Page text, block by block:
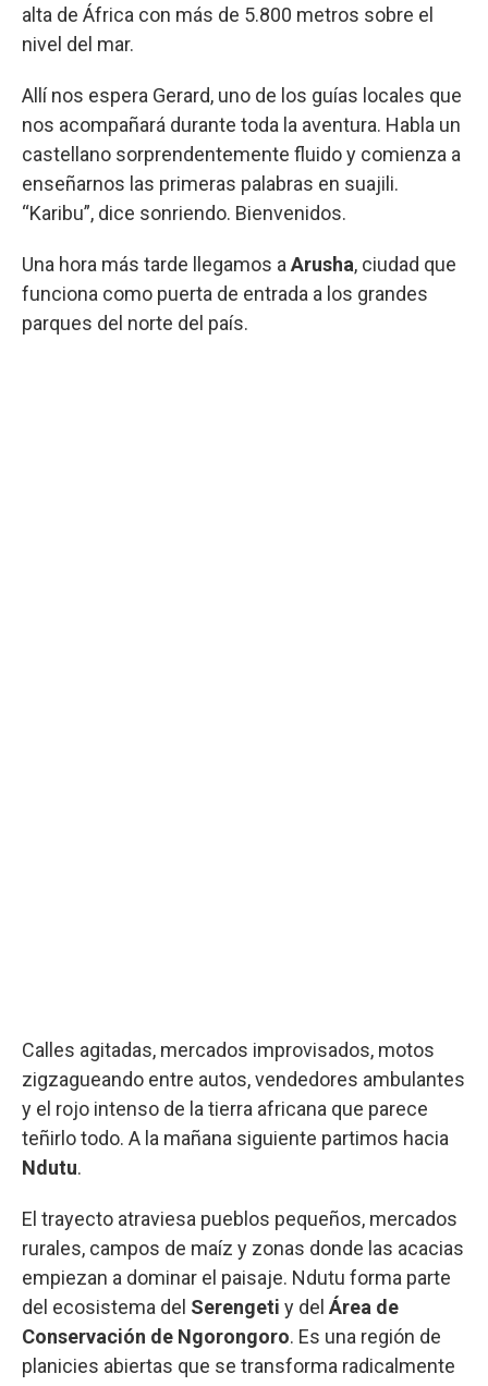
alta de África con más de 5.800 metros sobre el
nivel del mar.
Allí nos espera Gerard, uno de los guías locales que
nos acompañará durante toda la aventura. Habla un
castellano sorprendentemente fluido y comienza a
enseñarnos las primeras palabras en suajili.
“Karibu”, dice sonriendo. Bienvenidos.
Una hora más tarde llegamos a Arusha, ciudad que
funciona como puerta de entrada a los grandes
parques del norte del país.
Calles agitadas, mercados improvisados, motos
zigzagueando entre autos, vendedores ambulantes
y el rojo intenso de la tierra africana que parece
teñirlo todo. A la mañana siguiente partimos hacia
Ndutu.
El trayecto atraviesa pueblos pequeños, mercados
rurales, campos de maíz y zonas donde las acacias
empiezan a dominar el paisaje. Ndutu forma parte
del ecosistema del Serengeti y del Área de
Conservación de Ngorongoro. Es una región de
planicies abiertas que se transforma radicalmente